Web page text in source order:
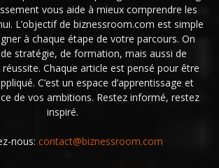
vous aide à mieux comprendre les
L’objectif de biznessroom.com est simple
à chaque étape de votre parcours. On
de stratégie, de formation, mais aussi de
Chaque article est pensé pour être
C’est un espace d’apprentissage et
de vos ambitions. Restez informé, restez
inspiré.
nous: contact@biznessroom.com